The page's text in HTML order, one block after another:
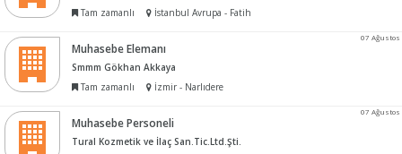
Tam zamanlı
İstanbul Avrupa - Fatih
07 Ağustos
Muhasebe Elemanı
Smmm Gökhan Akkaya
Tam zamanlı
İzmir - Narlıdere
07 Ağustos
Muhasebe Personeli
Tural Kozmetik ve İlaç San.Tic.Ltd.Şti.